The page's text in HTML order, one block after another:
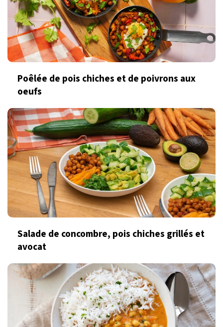
Poêlée de pois chiches et de poivrons aux
oeufs
Salade de concombre, pois chiches grillés et
avocat